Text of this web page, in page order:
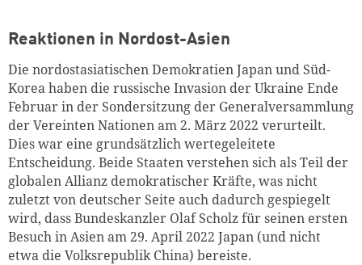
Reaktionen in Nordost-Asien
Die nordostasiatischen Demokratien Japan und Süd-
Korea haben die russische Invasion der Ukraine Ende
Februar in der Sondersitzung der Generalversammlung
der Vereinten Nationen am 2. März 2022 verurteilt.
Dies war eine grundsätzlich wertegeleitete
Entscheidung. Beide Staaten verstehen sich als Teil der
globalen Allianz demokratischer Kräfte, was nicht
zuletzt von deutscher Seite auch dadurch gespiegelt
wird, dass Bundeskanzler Olaf Scholz für seinen ersten
Besuch in Asien am 29. April 2022 Japan (und nicht
etwa die Volksrepublik China) bereiste.